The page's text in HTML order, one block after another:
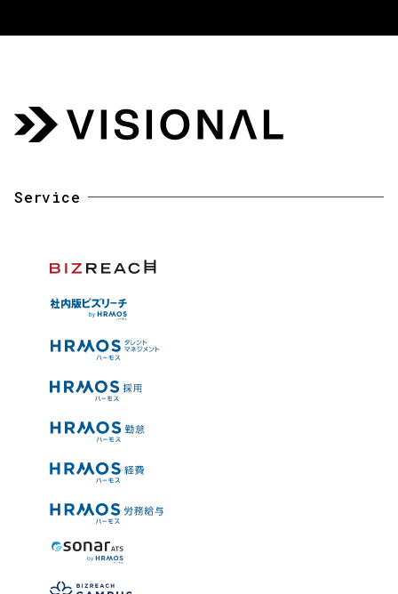
Service